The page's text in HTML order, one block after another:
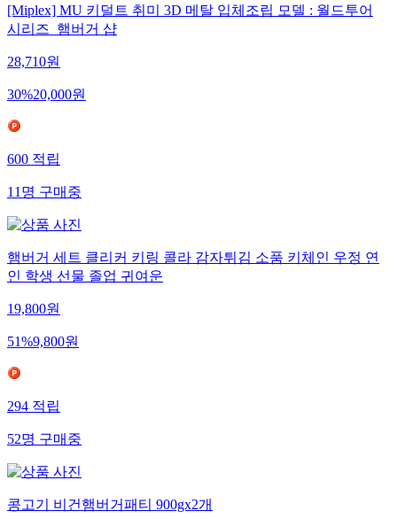
[Miplex] MU 키덜트 취미 3D 메탈 입체조립 모델 : 월드투어
시리즈_햄버거 샵
28,710원
30%20,000원
600적립
11명구매중
햄버거 세트 클리커 키링 콜라 감자튀김 소품 키체인 우정 연
인 학생 선물 졸업 귀여운
19,800원
51%9,800원
294적립
52명구매중
콩고기 비건햄버거패티 900gx2개